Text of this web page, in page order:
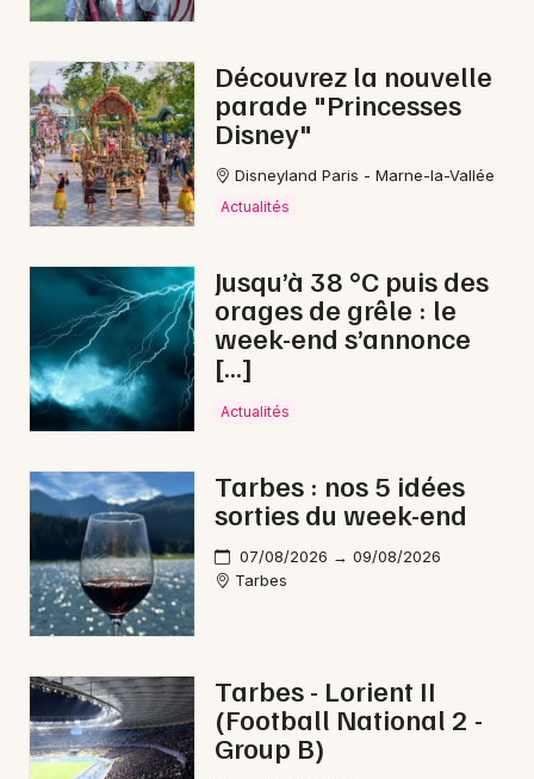
Sorties & loisirs
Aventure dans les Hautes-Pyrénées
Aventure en Midi-Pyrénées
Aventure en Occitanie
Newsletter des sorties
Artistes en tournée
Actus à Bagnères-de-Bigorre
Magazine à Bagnères-de-Bigorre
Découvrez la nouvelle
parade "Princesses
Disney"
Disneyland Paris - Marne-la-Vallée
Actualités
Jusqu’à 38 °C puis des
orages de grêle : le
week-end s’annonce
[…]
Actualités
Tarbes : nos 5 idées
sorties du week-end
07/08/2026 → 09/08/2026
Tarbes
Tarbes - Lorient II
(Football National 2 -
Group B)